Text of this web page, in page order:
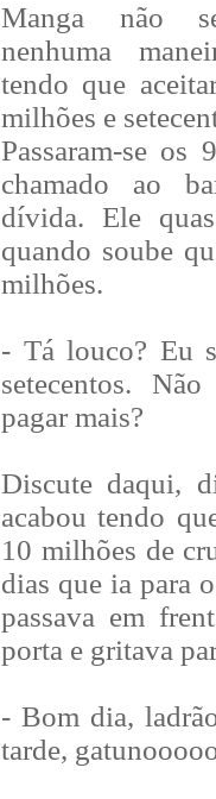
Manga não
nenhuma
tendo que
milhões e
Passaram-se
chamado ao
dívida. Ele
quando soube
milhões.
- Tá louco? Eu
setecentos.
pagar mais?
Discute daqui,
acabou tendo
10 milhões de
dias que ia para
passava em
porta e gritava
- Bom dia,
tarde,